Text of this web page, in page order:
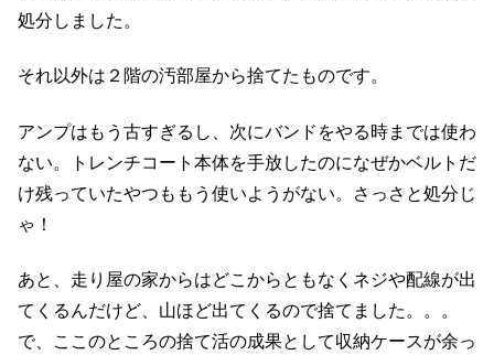
処分しました。
それ以外は２階の汚部屋から捨てたものです。
アンプはもう古すぎるし、次にバンドをやる時までは使わ
ない。トレンチコート本体を手放したのになぜかベルトだ
け残っていたやつももう使いようがない。さっさと処分じ
ゃ！
あと、走り屋の家からはどこからともなくネジや配線が出
てくるんだけど、山ほど出てくるので捨てました。。。
で、ここのところの捨て活の成果として収納ケースが余っ